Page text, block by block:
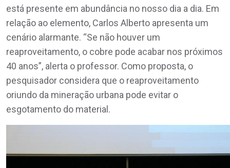
está presente em abundância no nosso dia a dia. Em
relação ao elemento, Carlos Alberto apresenta um
cenário alarmante. “Se não houver um
reaproveitamento, o cobre pode acabar nos próximos
40 anos”, alerta o professor. Como proposta, o
pesquisador considera que o reaproveitamento
oriundo da mineração urbana pode evitar o
esgotamento do material.